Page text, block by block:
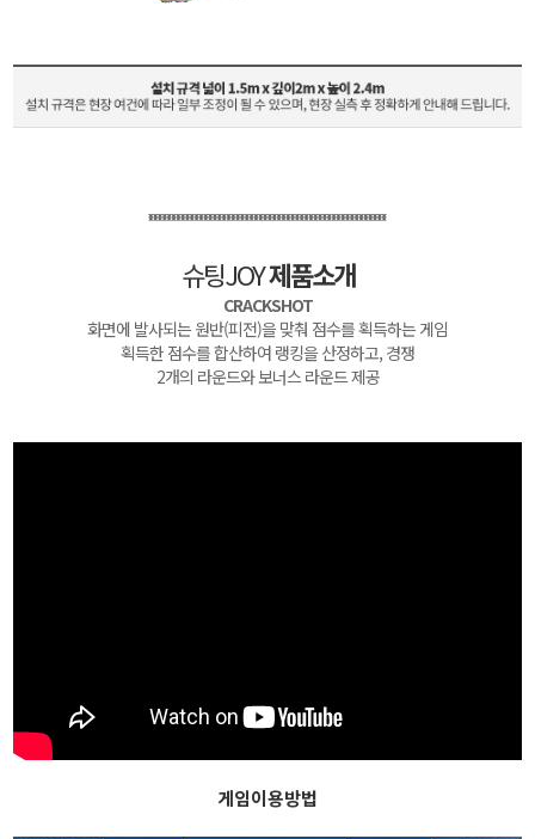
슈팅JOY제품소개
CRACKSHOT
화면에 발사되는 원반(피전)을 맞춰 점수를 획득하는 게임
획득한 점수를 합산하여 랭킹을 산정하고, 경쟁
2개의 라운드와 보너스 라운드 제공
게임이용방법